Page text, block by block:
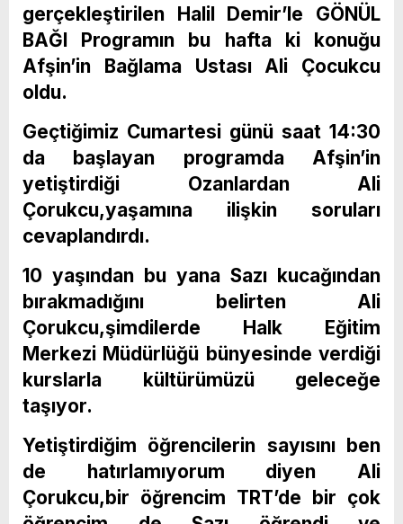
gerçekleştirilen Halil Demir’le GÖNÜL
BAĞI Programın bu hafta ki konuğu
Afşin’in Bağlama Ustası Ali Çocukcu
oldu.
Geçtiğimiz Cumartesi günü saat 14:30
da başlayan programda Afşin’in
yetiştirdiği Ozanlardan Ali
Çorukcu,yaşamına ilişkin soruları
cevaplandırdı.
10 yaşından bu yana Sazı kucağından
bırakmadığını belirten Ali
Çorukcu,şimdilerde Halk Eğitim
Merkezi Müdürlüğü bünyesinde verdiği
kurslarla kültürümüzü geleceğe
taşıyor.
Yetiştirdiğim öğrencilerin sayısını ben
de hatırlamıyorum diyen Ali
Çorukcu,bir öğrencim TRT’de bir çok